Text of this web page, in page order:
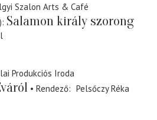
Szalon Arts & Café
Salamon király szorong
Produkciós Iroda
Rendező
Pelsőczy Réka